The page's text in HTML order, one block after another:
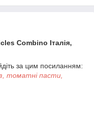
Combino Італія,
за цим посиланням:
томатні пасти,